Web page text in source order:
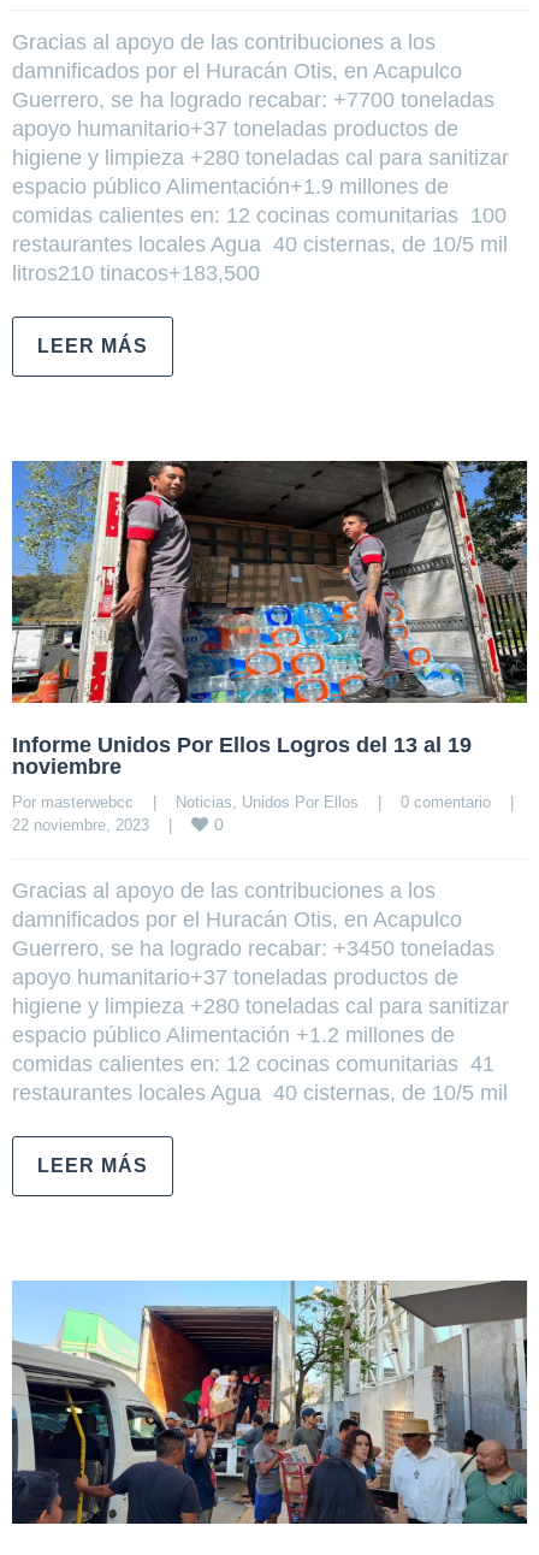
Gracias al apoyo de las contribuciones a los
damnificados por el Huracán Otis, en Acapulco
Guerrero, se ha logrado recabar: +7700 toneladas
apoyo humanitario+37 toneladas productos de
higiene y limpieza +280 toneladas cal para sanitizar
espacio público Alimentación+1.9 millones de
comidas calientes en: 12 cocinas comunitarias 100
restaurantes locales Agua 40 cisternas, de 10/5 mil
litros210 tinacos+183,500
LEER MÁS
Informe Unidos Por Ellos Logros del 13 al 19
noviembre
Por masterwebcc Noticias, Unidos Por Ellos 0 comentario
22 noviembre, 2023
0
Gracias al apoyo de las contribuciones a los
damnificados por el Huracán Otis, en Acapulco
Guerrero, se ha logrado recabar: +3450 toneladas
apoyo humanitario+37 toneladas productos de
higiene y limpieza +280 toneladas cal para sanitizar
espacio público Alimentación +1.2 millones de
comidas calientes en: 12 cocinas comunitarias 41
restaurantes locales Agua 40 cisternas, de 10/5 mil
LEER MÁS